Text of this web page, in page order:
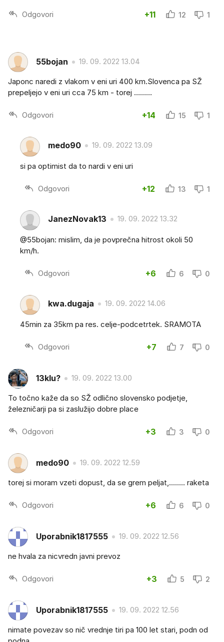
Odgovori +11 12 1
55bojan 19. 09. 2022 13.04
Japonc naredi z vlakom v eni uri 400 km.Slovenca pa SŽ
prepeljejo v eni uri cca 75 km - torej ………
Odgovori +14 15 1
medo90 19. 09. 2022 13.09
si pa optimist da to nardi v eni uri
Odgovori +12 13 1
JanezNovak13 19. 09. 2022 13.32
@55bojan: mislim, da je povprečna hitrost okoli 50
km/h.
Odgovori +6 6 0
kwa.dugaja 19. 09. 2022 14.06
45min za 35km pa res. celje-podcetrtek. SRAMOTA
Odgovori +7 7 0
13klu? 19. 09. 2022 13.00
To točno kaže da so SŽ odlično slovensko podjetje,
železničarji pa si zaslužijo dobre place
Odgovori +3 3 0
medo90 19. 09. 2022 12.59
torej si moram vzeti dopust, da se grem peljat,........ raketa
Odgovori +6 6 0
Uporabnik1817555 19. 09. 2022 12.56
ne hvala za nicvredn javni prevoz
Odgovori +3 5 2
Uporabnik1817555 19. 09. 2022 12.56
nimate povezav so nič vrednje tiri pa 100 let stari, podn od